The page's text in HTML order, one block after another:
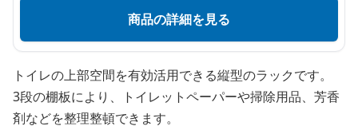
商品の詳細を見る
トイレの上部空間を有効活用できる縦型のラックです。
3段の棚板により、トイレットペーパーや掃除用品、芳香
剤などを整理整頓できます。